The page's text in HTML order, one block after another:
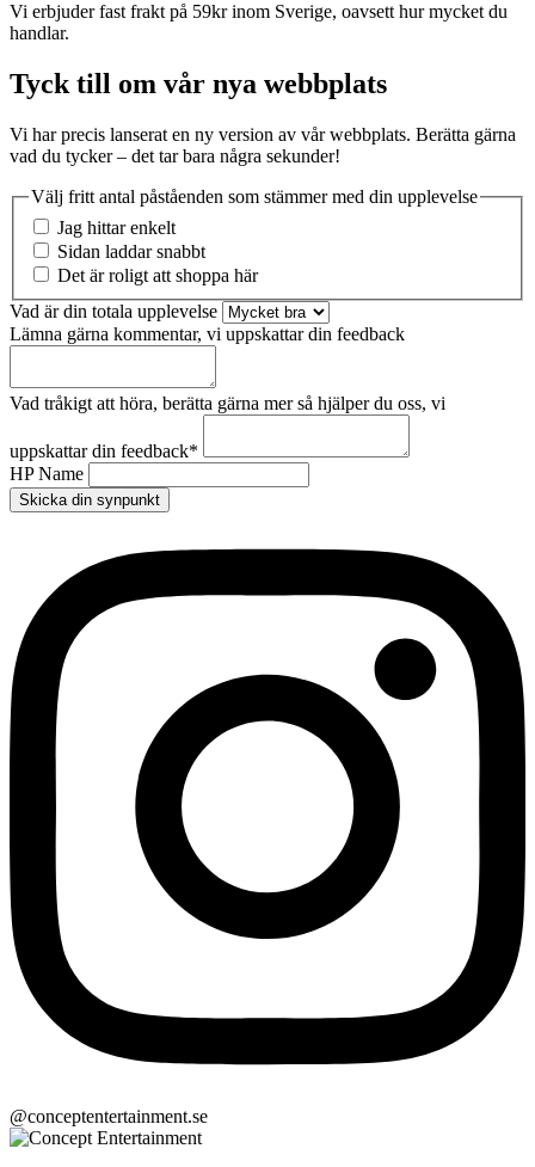
Vi erbjuder fast frakt på 59kr inom Sverige, oavsett hur mycket du
handlar.
Tyck till om vår nya webbplats
Vi har precis lanserat en ny version av vår webbplats. Berätta gärna
vad du tycker – det tar bara några sekunder!
Välj fritt antal påståenden som stämmer med din upplevelse
Jag hittar enkelt
Sidan laddar snabbt
Det är roligt att shoppa här
Vad är din totala upplevelse
Lämna gärna kommentar, vi uppskattar din feedback
Vad tråkigt att höra, berätta gärna mer så hjälper du oss, vi
uppskattar din feedback*
HP Name
Skicka din synpunkt
@conceptentertainment.se